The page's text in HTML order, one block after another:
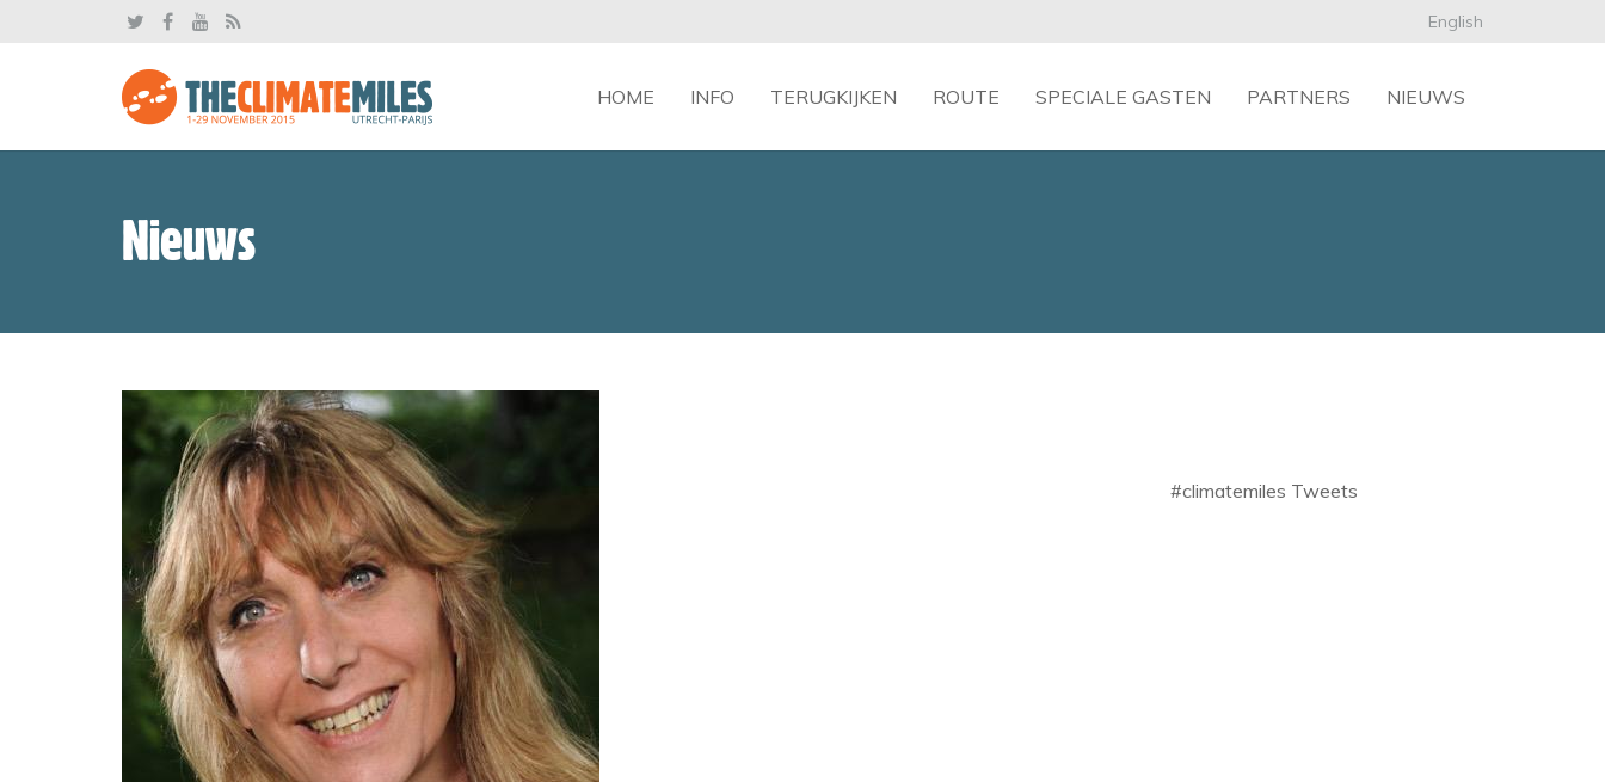
English
HOME INFO TERUGKIJKEN ROUTE SPECIALE GASTEN PARTNERS NIEUWS
Nieuws
#climatemiles Tweets